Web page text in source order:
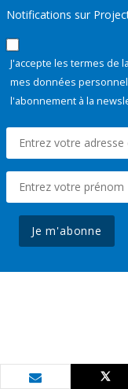
Notifications sur
J'accepte les termes de la
mes données
l'abonnement à la
Je m'abonne